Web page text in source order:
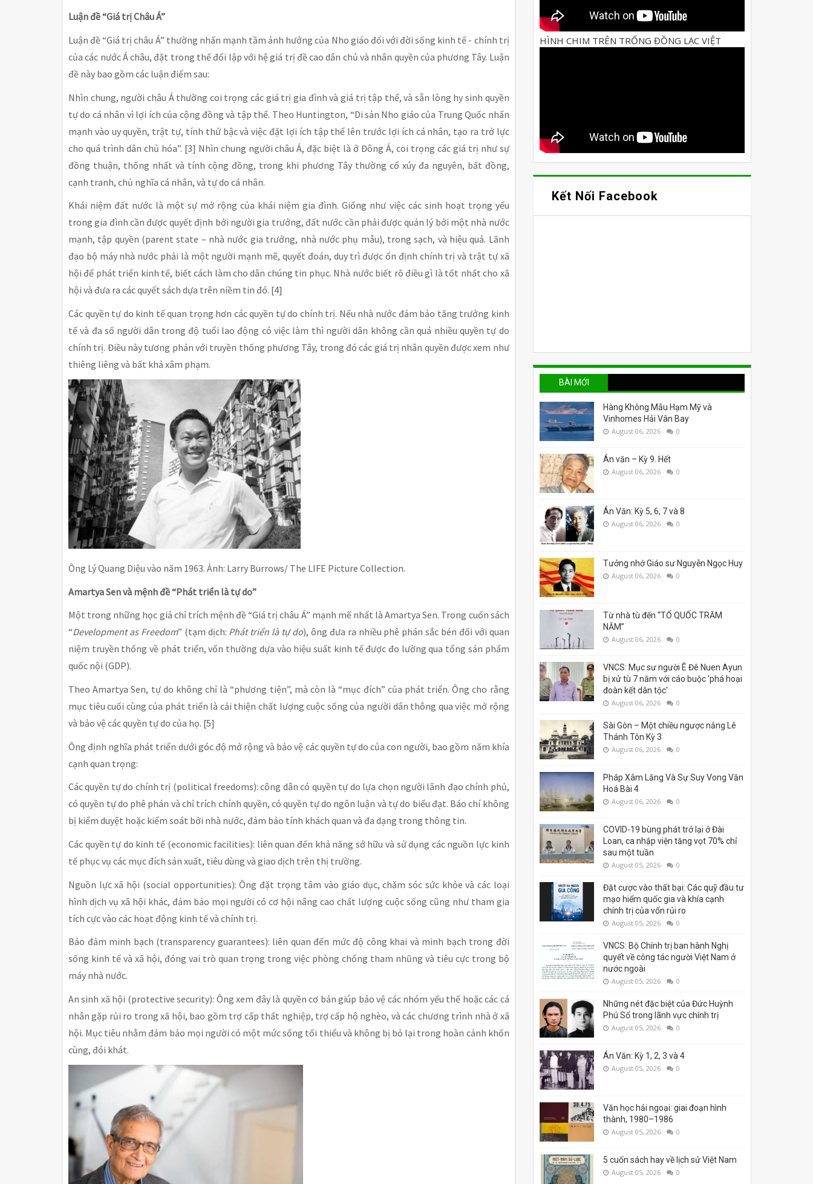
Luận đề “Giá trị Châu Á”
Luận đề “Giá trị châu Á” thường nhấn mạnh tầm ảnh hưởng của Nho giáo đối với đời sống kinh tế - chính trị
của các nước Á châu, đặt trong thế đối lập với hệ giá trị đề cao dân chủ và nhân quyền của phương Tây. Luận
đề này bao gồm các luận điểm sau:
Nhìn chung, người châu Á thường coi trọng các giá trị gia đình và giá trị tập thể, và sẵn lòng hy sinh quyền
tự do cá nhân vì lợi ích của cộng đồng và tập thể. Theo Huntington, “Di sản Nho giáo của Trung Quốc nhấn
mạnh vào uy quyền, trật tự, tính thứ bậc và việc đặt lợi ích tập thể lên trước lợi ích cá nhân, tạo ra trở lực
cho quá trình dân chủ hóa”. [3] Nhìn chung người châu Á, đặc biệt là ở Đông Á, coi trọng các giá trị như sự
đồng thuận, thống nhất và tính cộng đồng, trong khi phương Tây thường cổ xúy đa nguyên, bất đồng,
cạnh tranh, chủ nghĩa cá nhân, và tự do cá nhân.
Khái niệm đất nước là một sự mở rộng của khái niệm gia đình. Giống như việc các sinh hoạt trọng yếu
trong gia đình cần được quyết định bởi người gia trưởng, đất nước cần phải được quản lý bởi một nhà nước
mạnh, tập quyền (parent state – nhà nước gia trưởng, nhà nước phụ mẫu), trong sạch, và hiệu quả. Lãnh
đạo bộ máy nhà nước phải là một người mạnh mẽ, quyết đoán, duy trì được ổn định chính trị và trật tự xã
hội để phát triển kinh tế, biết cách làm cho dân chúng tin phục. Nhà nước biết rõ điều gì là tốt nhất cho xã
hội và đưa ra các quyết sách dựa trên niềm tin đó. [4]
Các quyền tự do kinh tế quan trọng hơn các quyền tự do chính trị. Nếu nhà nước đảm bảo tăng trưởng kinh
tế và đa số người dân trong độ tuổi lao động có việc làm thì người dân không cần quá nhiều quyền tự do
chính trị. Điều này tương phản với truyền thống phương Tây, trong đó các giá trị nhân quyền được xem như
thiêng liêng và bất khả xâm phạm.
Ông Lý Quang Diệu vào năm 1963. Ảnh: Larry Burrows/ The LIFE Picture Collection.
Amartya Sen và mệnh đề “Phát triển là tự do”
Một trong những học giả chỉ trích mệnh đề “Giá trị châu Á” mạnh mẽ nhất là Amartya Sen. Trong cuốn sách
“Development as Freedom” (tạm dịch: Phát triển là tự do), ông đưa ra nhiều phê phán sắc bén đối với quan
niệm truyền thống về phát triển, vốn thường dựa vào hiệu suất kinh tế được đo lường qua tổng sản phẩm
quốc nội (GDP).
Theo Amartya Sen, tự do không chỉ là “phương tiện”, mà còn là “mục đích” của phát triển. Ông cho rằng
mục tiêu cuối cùng của phát triển là cải thiện chất lượng cuộc sống của người dân thông qua việc mở rộng
và bảo vệ các quyền tự do của họ. [5]
Ông định nghĩa phát triển dưới góc độ mở rộng và bảo vệ các quyền tự do của con người, bao gồm năm khía
cạnh quan trọng:
Các quyền tự do chính trị (political freedoms): công dân có quyền tự do lựa chọn người lãnh đạo chính phủ,
có quyền tự do phê phán và chỉ trích chính quyền, có quyền tự do ngôn luận và tự do biểu đạt. Báo chí không
bị kiểm duyệt hoặc kiểm soát bởi nhà nước, đảm bảo tính khách quan và đa dạng trong thông tin.
Các quyền tự do kinh tế (economic facilities): liên quan đến khả năng sở hữu và sử dụng các nguồn lực kinh
tế phục vụ các mục đích sản xuất, tiêu dùng và giao dịch trên thị trường.
Nguồn lực xã hội (social opportunities): Ông đặt trọng tâm vào giáo dục, chăm sóc sức khỏe và các loại
hình dịch vụ xã hội khác, đảm bảo mọi người có cơ hội nâng cao chất lượng cuộc sống cũng như tham gia
tích cực vào các hoạt động kinh tế và chính trị.
Bảo đảm minh bạch (transparency guarantees): liên quan đến mức độ công khai và minh bạch trong đời
sống kinh tế và xã hội, đóng vai trò quan trọng trong việc phòng chống tham nhũng và tiêu cực trong bộ
máy nhà nước.
An sinh xã hội (protective security): Ông xem đây là quyền cơ bản giúp bảo vệ các nhóm yếu thế hoặc các cá
nhân gặp rủi ro trong xã hội, bao gồm trợ cấp thất nghiệp, trợ cấp hộ nghèo, và các chương trình nhà ở xã
hội. Mục tiêu nhằm đảm bảo mọi người có một mức sống tối thiểu và không bị bỏ lại trong hoàn cảnh khốn
cùng, đói khát.
HÌNH CHIM TRÊN TRỐNG ĐỒNG LẠC VIỆT
Kết Nối Facebook
BÀI MỚI
Hàng Không Mẫu Hạm Mỹ và
Vinhomes Hải Vân Bay
August 06, 2026 0
Án văn – Kỳ 9. Hết
August 06, 2026 0
Án Văn: Kỳ 5, 6, 7 và 8
August 06, 2026 0
Tưởng nhớ Giáo sư Nguyễn Ngọc Huy
August 06, 2026 0
Từ nhà tù đến “TỔ QUỐC TRĂM
NĂM”
August 06, 2026 0
VNCS: Mục sư người Ê Đê Nuen Ayun
bị xử tù 7 năm với cáo buộc 'phá hoại
đoàn kết dân tộc'
August 06, 2026 0
Sài Gòn – Một chiều ngược nắng Lê
Thánh Tôn Kỳ 3
August 06, 2026 0
Pháp Xâm Lăng Và Sự Suy Vong Văn
Hoá Bài 4
August 06, 2026 0
COVID-19 bùng phát trở lại ở Đài
Loan, ca nhập viện tăng vọt 70% chỉ
sau một tuần
August 05, 2026 0
Đặt cược vào thất bại: Các quỹ đầu tư
mạo hiểm quốc gia và khía cạnh
chính trị của vốn rủi ro
August 05, 2026 0
VNCS: Bộ Chính trị ban hành Nghị
quyết về công tác người Việt Nam ở
nước ngoài
August 05, 2026 0
Những nét đặc biệt của Đức Huỳnh
Phú Sổ trong lãnh vực chính trị
August 05, 2026 0
Án Văn: Kỳ 1, 2, 3 và 4
August 05, 2026 0
Văn học hải ngoại: giai đoạn hình
thành, 1980–1986
August 05, 2026 0
5 cuốn sách hay về lịch sử Việt Nam
August 05, 2026 0